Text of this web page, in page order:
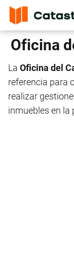
Oficina
La Oficina del
referencia para
realizar
inmuebles en la